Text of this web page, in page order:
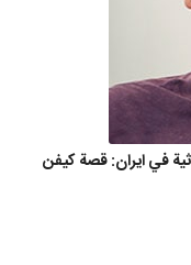
في ايران: قصة كيفن